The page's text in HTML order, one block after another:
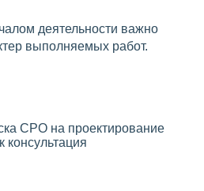
консультация
деятельности важно
выполняемых работ.